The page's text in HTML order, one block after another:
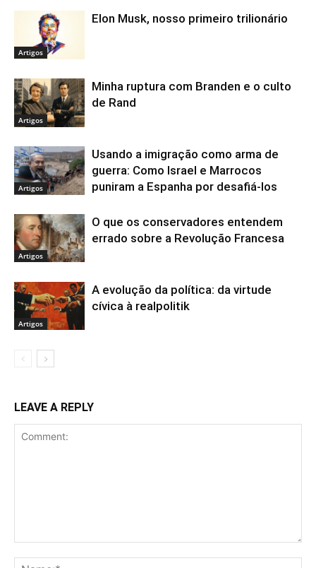
Artigos
Elon Musk, nosso primeiro trilionário
Artigos
Minha ruptura com Branden e o culto
de Rand
Artigos
Usando a imigração como arma de
guerra: Como Israel e Marrocos
puniram a Espanha por desafiá-los
Artigos
O que os conservadores entendem
errado sobre a Revolução Francesa
Artigos
A evolução da política: da virtude
cívica à realpolitik
LEAVE A REPLY